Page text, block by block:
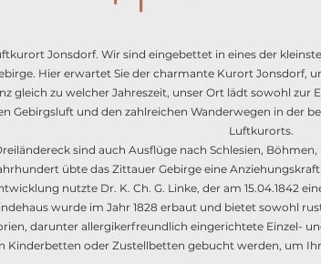
Jonsdorf. Wir sind eingebettet in eines der
Hier erwartet Sie der charmante Kurort Jonsdorf,
gleich zu welcher Jahreszeit, unser Ort lädt sowohl
Gebirgsluft und den zahlreichen Wanderwegen in der
Luftkurorts.
sind auch Ausflüge nach Schlesien,
übte das Zittauer Gebirge eine
nutzte Dr. K. Ch. G. Linke, der am 15.04.1842
wurde im Jahr 1828 erbaut und bietet sowohl
darunter allergikerfreundlich eingerichtete Einzel-
Kinderbetten oder Zustellbetten gebucht werden, um